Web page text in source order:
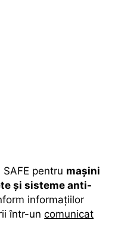
pentru mașini
și sisteme anti-
informațiilor
într-uncomunicat